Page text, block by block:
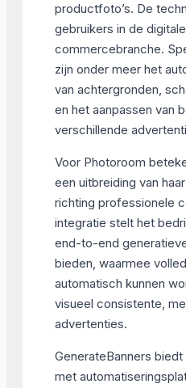
productfoto’s. De
gebruikers in de
commercebranche.
zijn onder meer het
van achtergronden,
en het aanpassen van
verschillende
Voor Photoroom
een uitbreiding van
richting professionele
integratie stelt het
end-to-end
bieden, waarmee
automatisch kunnen
visueel consistente,
advertenties.
GenerateBanners
met